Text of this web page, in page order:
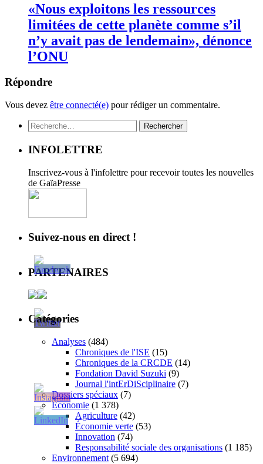
«Nous exploitons les ressources
limitées de cette planète comme s’il
n’y avait pas de lendemain», dénonce
l’ONU
Répondre
Vous devez être connecté(e) pour rédiger un commentaire.
Rechercher :
INFOLETTRE
Inscrivez-vous à l'infolettre pour recevoir toutes les nouvelles
de GaïaPresse
Suivez-nous en direct !
PARTENAIRES
Catégories
Analyses (484)
Chroniques de l'ISE (15)
Chroniques de la CRCDE (14)
Fondation David Suzuki (9)
Journal l'intErDiSciplinaire (7)
Dossiers spéciaux (7)
Économie (1 378)
Agriculture (42)
Économie verte (53)
Innovation (74)
Responsabilité sociale des organisations (1 185)
Environnement (5 694)